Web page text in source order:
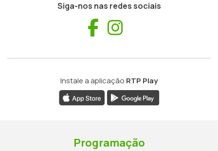
Siga-nos nas redes sociais
Facebook
Instale a aplicação RTP Play
Programação